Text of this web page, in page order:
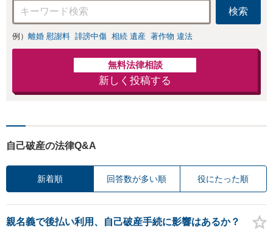
検索
例） 離婚 慰謝料 誹謗中傷 相続 遺産 著作物 違法
無料法律相談
新しく投稿する
自己破産の法律Q&A
新着順 回答数が多い順 役にたった順
親名義で後払い利用、自己破産手続に影響はあるか？